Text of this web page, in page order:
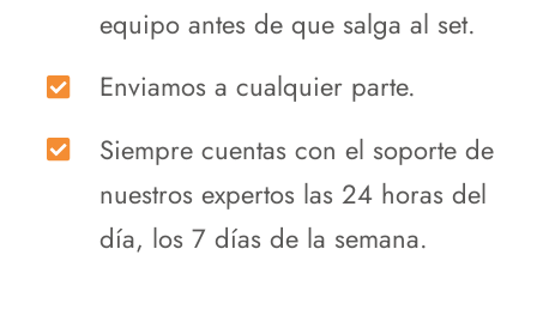
equipo antes de que salga al set.
Enviamos a cualquier parte.
Siempre cuentas con el soporte de
nuestros expertos las 24 horas del
día, los 7 días de la semana.